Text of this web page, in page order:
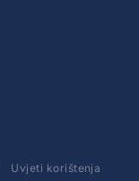
Uvjeti korištenja